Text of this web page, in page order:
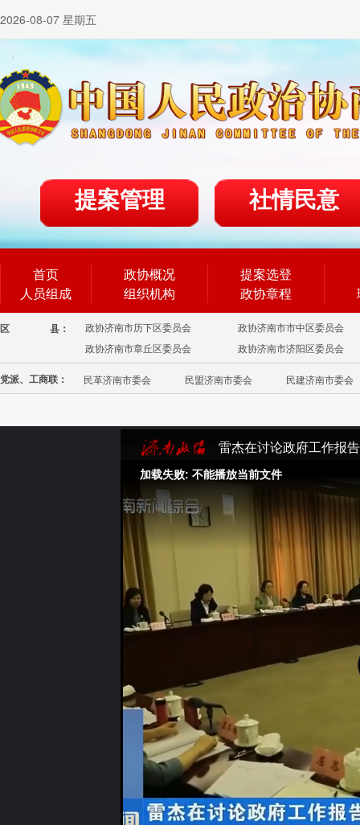
2026-08-07 星期五
提案管理 社情民意
首页
人员组成
政协概况
组织机构
提案选登
政协章程
区 县： 政协济南市历下区委员会
政协济南市市中区委员会
政协济南市章丘区委员会
政协济南市济阳区委员会
党派、工商联： 民革济南市委会 民盟济南市委会 民建济南市委会
雷杰在讨论政府工作报
加载失败: 不能播放当前文件